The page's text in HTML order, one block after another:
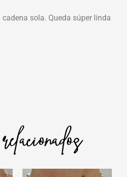
sola. Queda súper linda